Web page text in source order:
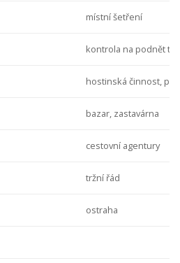
místní šetření
kontrola na podnět
hostinská činnost,
bazar, zastavárna
cestovní agentury
tržní řád
ostraha